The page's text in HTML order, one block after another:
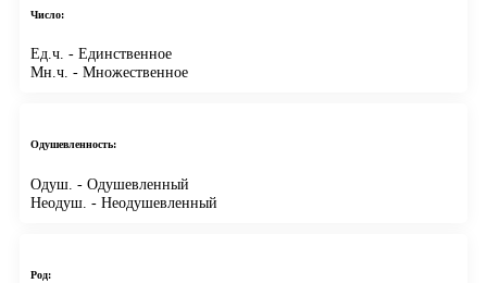
Число:
Ед.ч. - Единственное
Мн.ч. - Множественное
Одушевленность:
Одуш. - Одушевленный
Неодуш. - Неодушевленный
Род: